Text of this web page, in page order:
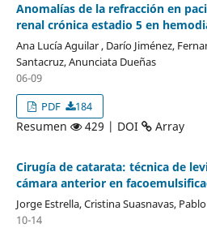
Anomalías de la refracción en
renal crónica estadio 5 en
Ana Lucía Aguilar , Darío Jiménez,
Santacruz, Anunciata Dueñas
06-09
PDF
184
Resumen 429 | DOI Array
Cirugía de catarata: técnica de
cámara anterior en
Jorge Estrella, Cristina Suasnavas,
10-14